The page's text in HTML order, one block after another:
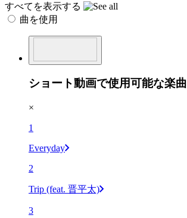
すべてを表示する
曲を使用
ショート動画で使用可能な楽曲
×
1
Everyday
2
Trip (feat. 晋平太)
3